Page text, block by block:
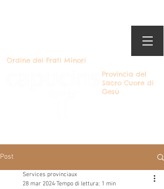
Ordine dei Frati Minori
Provincia del
Sacro Cuore di
Gesù
Post
Services provinciaux
28 mar 2024 Tempo di lettura: 1 min